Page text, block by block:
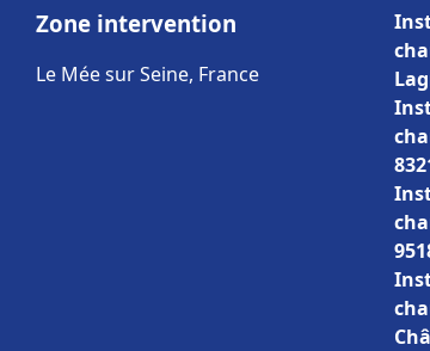
Zone intervention
Le Mée sur Seine, France